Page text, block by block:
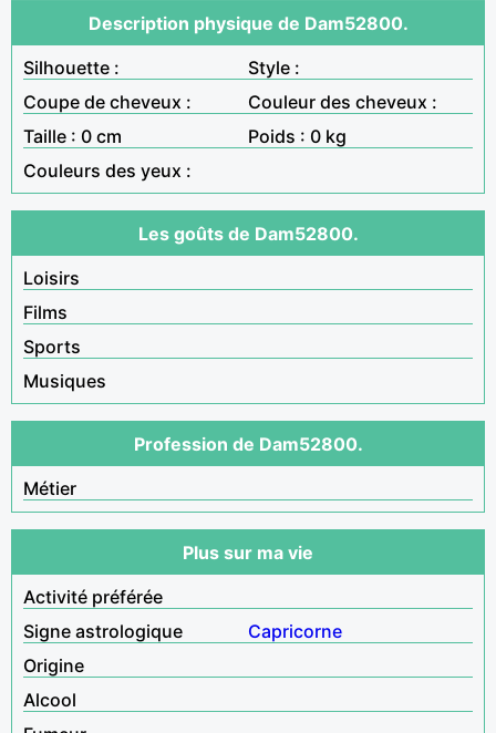
Description physique de Dam52800.
Silhouette :
Style :
Coupe de cheveux :
Couleur des cheveux :
Taille : 0 cm
Poids : 0 kg
Couleurs des yeux :
Les goûts de Dam52800.
Loisirs
Films
Sports
Musiques
Profession de Dam52800.
Métier
Plus sur ma vie
Activité préférée
Signe astrologique
Capricorne
Origine
Alcool